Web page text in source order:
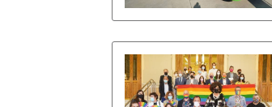
la
noticia